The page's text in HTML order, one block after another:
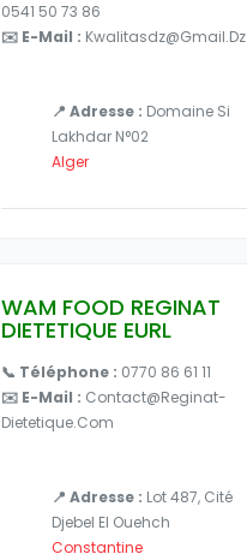
0541 50 73 86
✉️ E-Mail : Kwalitasdz@gmail.dz
📍 Adresse : Domaine Si
Lakhdar N°02
Alger
WAM FOOD REGINAT
DIETETIQUE EURL
📞 Téléphone : 0770 86 61 11
✉️ E-Mail : Contact@reginat-
Dietetique.com
📍 Adresse : Lot 487, Cité
Djebel El Ouehch
Constantine